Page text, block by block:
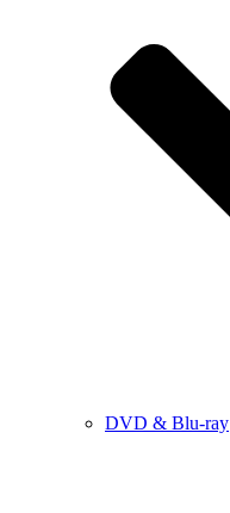
DVD & Blu-ray